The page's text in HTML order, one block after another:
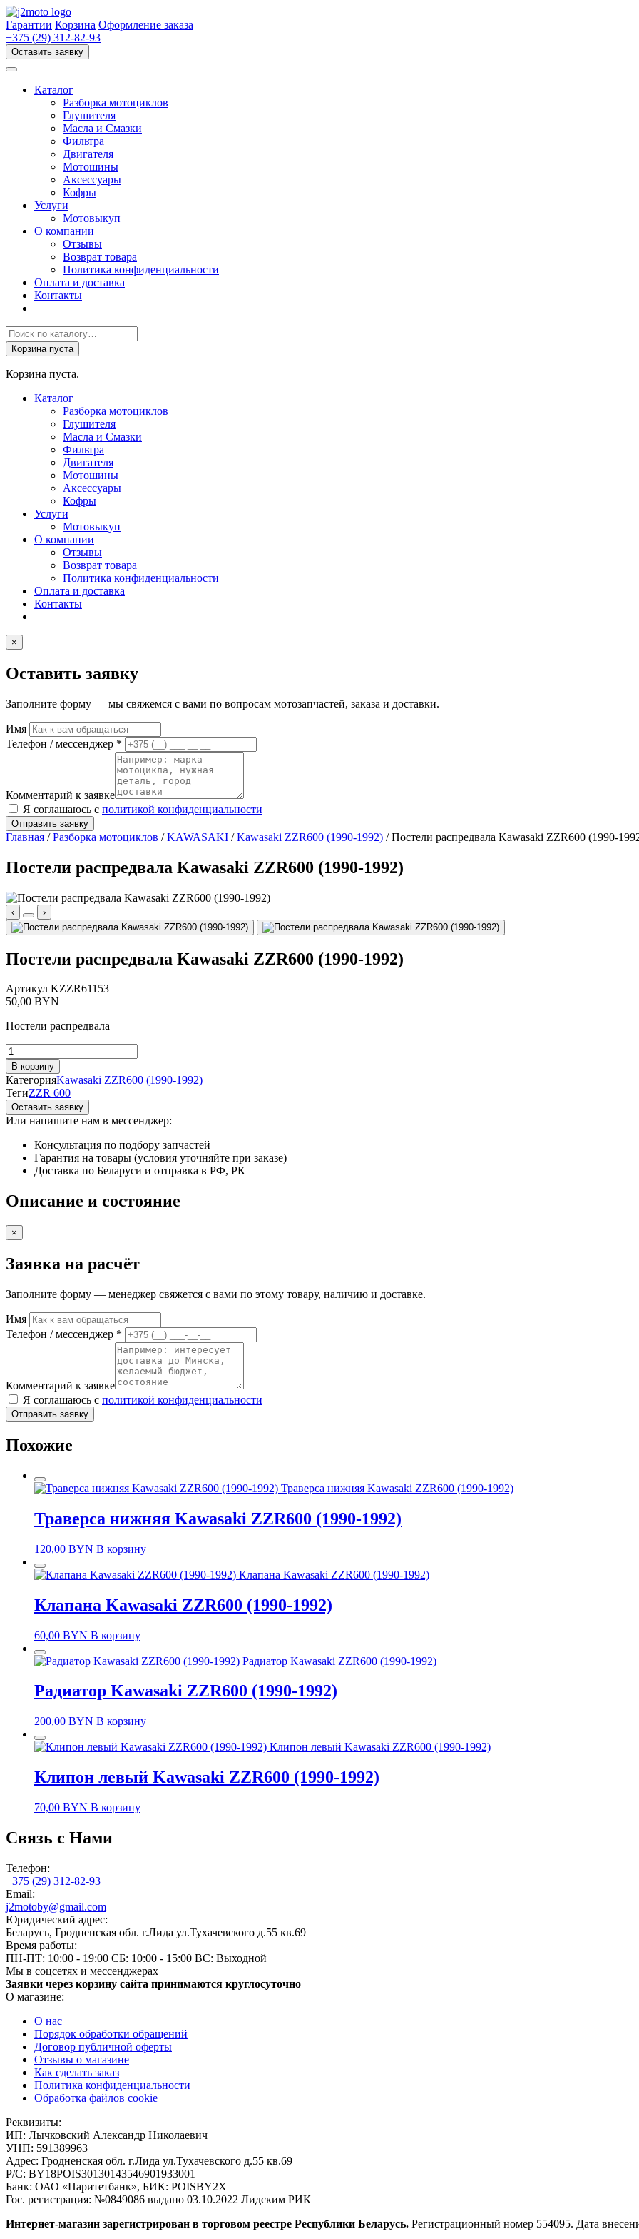
Перейти
к
содержимому
Гарантии Корзина Оформление заказа
+375 (29) 312-82-93
Оставить заявку
Каталог
Разборка мотоциклов
Глушителя
Масла и Смазки
Фильтра
Двигателя
Мотошины
Аксессуары
Кофры
Услуги
Мотовыкуп
О компании
Отзывы
Возврат товара
Политика конфиденциальности
Оплата и доставка
Контакты
Поиск
товаров
Корзина пуста
Корзина пуста.
Каталог
Разборка мотоциклов
Глушителя
Масла и Смазки
Фильтра
Двигателя
Мотошины
Аксессуары
Кофры
Услуги
Мотовыкуп
О компании
Отзывы
Возврат товара
Политика конфиденциальности
Оплата и доставка
Контакты
×
Оставить заявку
Заполните форму — мы свяжемся с вами по вопросам мотозапчастей, заказа и доставки.
Имя
Телефон / мессенджер *
Комментарий к заявке
Я соглашаюсь с политикой конфиденциальности
Отправить заявку
Главная /Разборка мотоциклов /KAWASAKI /Kawasaki ZZR600 (1990-1992) / Постели распредвала Kawasaki ZZR600 (1990-
Постели распредвала Kawasaki ZZR600 (1990-1992)
‹ ›
Постели распредвала Kawasaki ZZR600 (1990-1992)
Артикул KZZR61153
50,00 BYN
Постели распредвала
Количество
товара
Постели
распредвала
Kawasaki
ZZR600
(1990-
В корзину
КатегорияKawasaki ZZR600 (1990-1992)
ТегиZZR 600
Оставить заявку
Или напишите нам в мессенджер:
Консультация по подбору запчастей
Гарантия на товары (условия уточняйте при заказе)
Доставка по Беларуси и отправка в РФ, РК
Описание и состояние
×
Заявка на расчёт
Заполните форму — менеджер свяжется с вами по этому товару, наличию и доставке.
Имя
Телефон / мессенджер *
Комментарий к заявке
Я соглашаюсь с политикой конфиденциальности
Отправить заявку
Похожие
Траверса нижняя Kawasaki ZZR600 (1990-1992)
Траверса нижняя Kawasaki ZZR600 (1990-1992)
120,00 BYN В корзину
Клапана Kawasaki ZZR600 (1990-1992)
Клапана Kawasaki ZZR600 (1990-1992)
60,00 BYN В корзину
Радиатор Kawasaki ZZR600 (1990-1992)
Радиатор Kawasaki ZZR600 (1990-1992)
200,00 BYN В корзину
Клипон левый Kawasaki ZZR600 (1990-1992)
Клипон левый Kawasaki ZZR600 (1990-1992)
70,00 BYN В корзину
Связь с Нами
Телефон:
+375 (29) 312-82-93
Email:
j2motoby@gmail.com
Юридический адрес:
Беларусь, Гродненская обл. г.Лида ул.Тухачевского д.55 кв.69
Время работы:
ПН-ПТ: 10:00 - 19:00 СБ: 10:00 - 15:00 ВС: Выходной
Мы в соцсетях и мессенджерах
Заявки через корзину сайта принимаются круглосуточно
О магазине:
О нас
Порядок обработки обращений
Договор публичной оферты
Отзывы о магазине
Как сделать заказ
Политика конфиденциальности
Обработка файлов cookie
Реквизиты:
ИП: Лычковский Александр Николаевич
УНП: 591389963
Адрес: Гродненская обл. г.Лида ул.Тухачевского д.55 кв.69
Р/С: BY18POIS30130143546901933001
Банк: ОАО «Паритетбанк», БИК: POISBY2X
Гос. регистрация: №0849086 выдано 03.10.2022 Лидским РИК
Интернет-магазин зарегистрирован в торговом реестре Республики Беларусь. Регистрационный номер 554095. Дата